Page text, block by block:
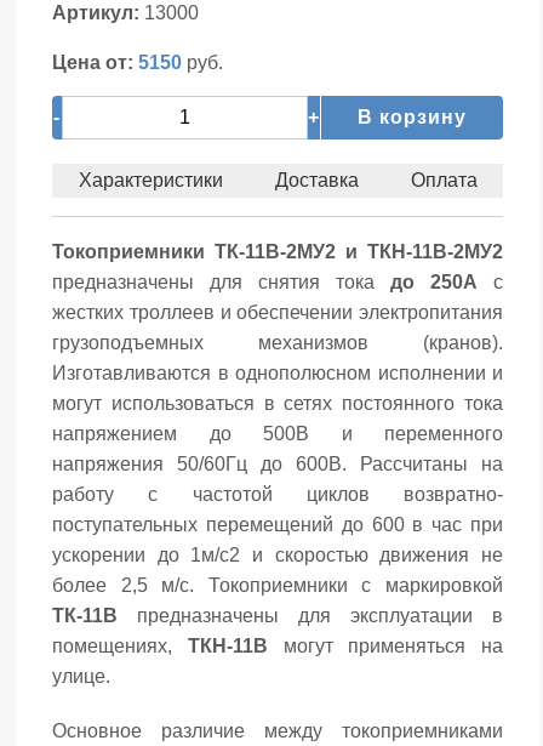
Артикул: 13000
Цена от: 5150 руб.
- + В корзину
Характеристики Доставка Оплата
Токоприемники ТК-11В-2МУ2 и ТКН-11В-2МУ2
предназначены для снятия тока до 250А с
жестких троллеев и обеспечении электропитания
грузоподъемных механизмов (кранов).
Изготавливаются в однополюсном исполнении и
могут использоваться в сетях постоянного тока
напряжением до 500В и переменного
напряжения 50/60Гц до 600В. Рассчитаны на
работу с частотой циклов возвратно-
поступательных перемещений до 600 в час при
ускорении до 1м/с2 и скоростью движения не
более 2,5 м/с. Токоприемники с маркировкой
ТК-11В предназначены для эксплуатации в
помещениях, ТКН-11В могут применяться на
улице.
Основное различие между токоприемниками